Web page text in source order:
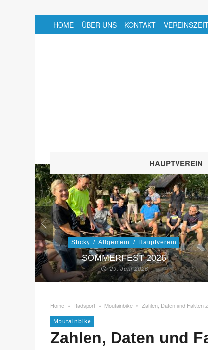
HOME ÜBER UNS KONTAKT
HAUPTVEREIN
Sticky / Allgemein / Hauptverein
SOMMERFEST 2026
29. Juni 2026
Home » Radsport » Moutainbike » Zahlen, Daten und Fakten
Moutainbike
Zahlen, Daten und